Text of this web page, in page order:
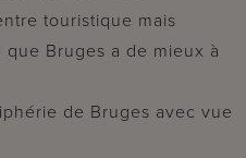
touristique mais
Bruges a de mieux à
de Bruges avec vue